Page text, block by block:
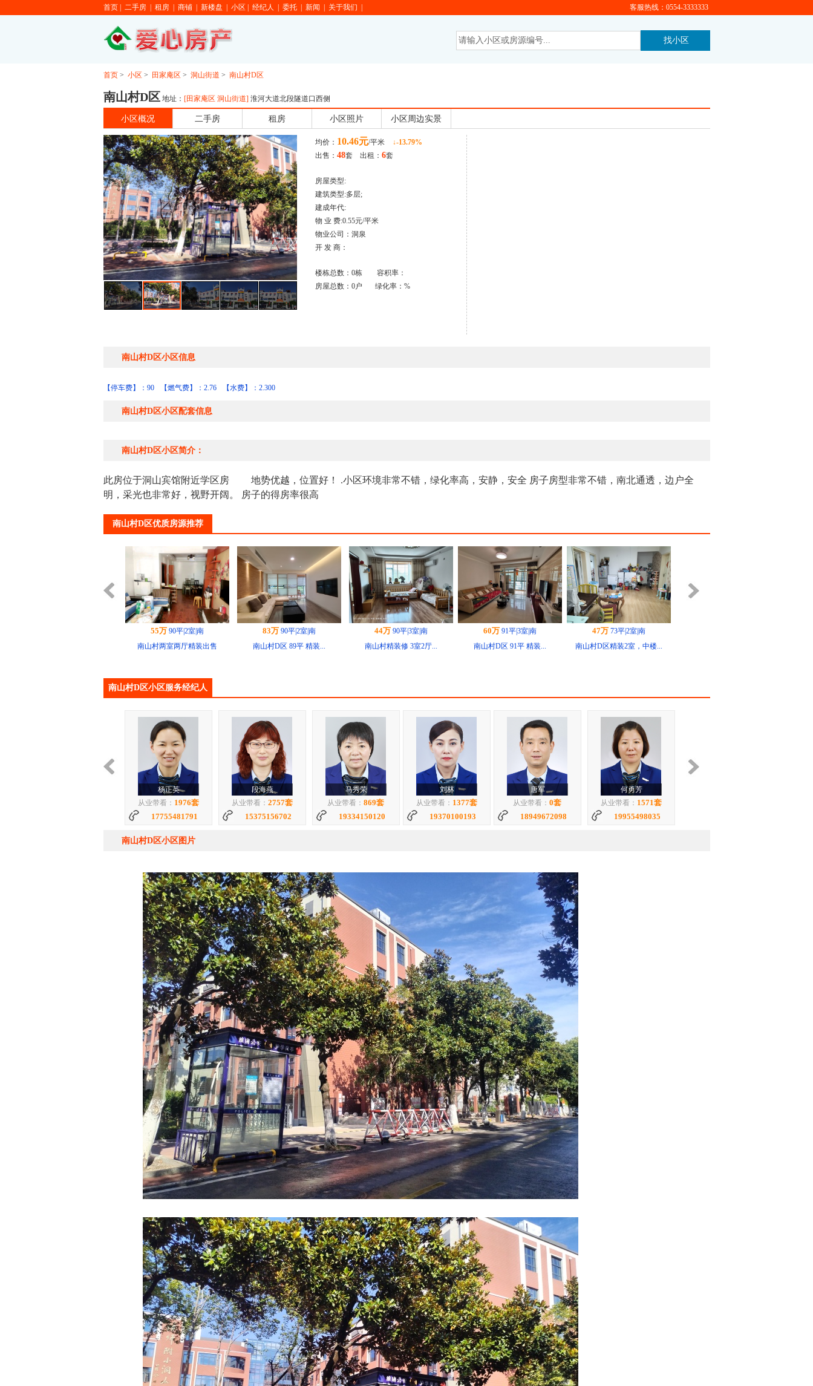
首页| 二手房| 租房| 商铺| 新楼盘 小区 经纪人 委托| 新闻 关于我们 客服热线：0554-3333333
首页> 小区 > 田家庵区 > 洞山街道 > 南山村D区
南山村D区地址： [田家庵区 洞山街道] 淮河大道北段隧道口西侧
小区概况 二手房 租房 小区照片 小区周边实景
均价： 10.46元/平米
↓-13.79%
出售： 48套 出租： 6套
房屋类型:
建筑类型:多层;
建成年代:
物 业 费:0.55元/平米
物业公司：洞泉
开 发 商：
楼栋总数：0栋 容积率：
房屋总数：0户 绿化率：%
南山村D区小区信息
【停车费】：90 【燃气费】：2.76 【水费】：2.300
南山村D区小区配套信息
南山村D区小区简介：
此房位于洞山宾馆附近学区房 地势优越，位置好！ .小区环境非常不错，绿化率高，安静，安全 房子房型非常不错，南北通透，边户全
明，采光也非常好，视野开阔。 房子的得房率很高
南山村D区优质房源推荐
83万 90平|2室|南
南山村D区 89平 精装...
44万 90平|3室|南
南山村精装修 3室2厅...
60万91平|3室|南
南山村D区 91平 精装...
47万73平|2室|南
南山村D区精装2室，中楼...
112万117平|3室|南
南山村D区 116平 精...
70万90平|3室|南
南山村D区 89平 精装...
100万142平|3室|南
南山村D区 142平 南...
72万
125平|3室|南
南山村D区 3室2厅 简...
143平|4室|南
南山村D区 143平 精...
55万 90平|2室|南
南山村两室两厅精装出售
南山村D区小区服务经纪人
段海燕
从业带看： 2757套
15375156702
马秀荣
从业带看：869套
19334150120
刘林
从业带看： 1377套
19370100193
唐军
从业带看：0套
18949672098
何勇芳
从业带看：1571套
19955498035
李晓艳
从业带看：1406套
17755488069
赵秀婵
从业带看：2140套
19955498061
奚长芹
从业带看：3122套
17755430167
迟莉
从业带看：
4946套
18155469925
张跃
从业带看：
269套
18075452016
李嫚
2517套
17364397291
吴家霞
从业带看：4030套
18155400231
李双
从业带看：7套
18155487785
康彩玲
从业带看：1511套
18949669161
杨正英
从业带看：1976套
17755481791
南山村D区小区图片